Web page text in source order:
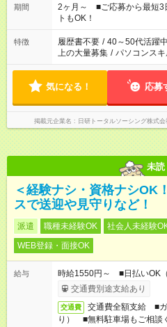
など、あなたのご希望に沿っ
ーク希望の方へ 今ご覧のお
のお仕事の勤務時間。 合計
ません
期間
2ヶ月～ ■ご応募から最短3
トもOK！
特徴 履歴書不要 / 40～50代活躍中
上の大量募集 / パソコンス
気になる！ 応募
掲載元企業名 日研トータルソーシング株式
未読
＜経験ナシ・資格ナシOK
スで送迎や見守りなど！
派遣 職種未経験OK 社会人未経験
WEB登録・面接OK
給与
時給1550円～ ■日払いOK（
交通費別途支給あり
交通費
交通費全額支給 ■ガ
り） ■無料駐車場もご相談